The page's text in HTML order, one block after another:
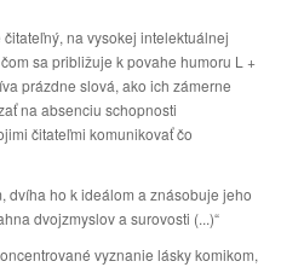
na vysokej intelektuálnej
sa približuje k povahe humoru L +
prázdne slová, ako ich zámerne
na absenciu schopnosti
čitateľmi komunikovať čo
dvíha ho k ideálom a znásobuje jeho
dvojzmyslov a surovosti (...)“
vyznanie lásky komikom,